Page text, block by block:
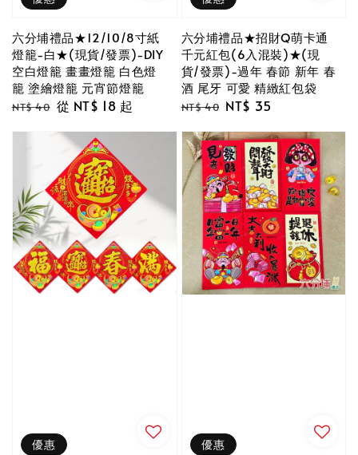
六分埔禮品★12/10/8寸紙
燈籠-白★(現貨/發票)-DIY
空白燈籠 畫畫燈籠 白色燈
籠 塗繪燈籠 元宵節燈籠
Regular
NT$ 40 Sale
從 NT$ 18 起
六分埔禮品★招財Q萌卡通
千元紅包(6入混裝)★(現
貨/發票)-過年 春節 新年 春
酒 尾牙 可愛 精緻紅包袋
Regular
NT$ 40 Sale
NT$ 35
優惠 優惠